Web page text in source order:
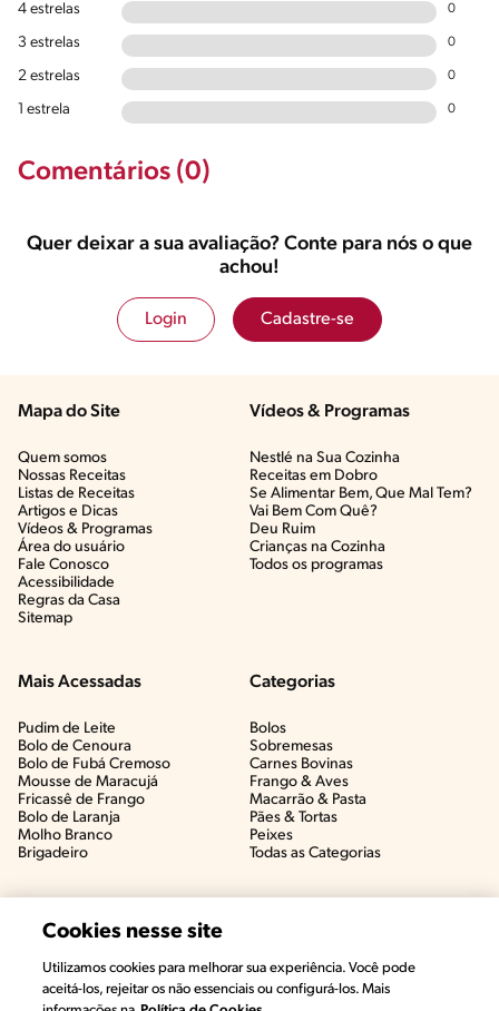
4 estrelas 0
3 estrelas 0
2 estrelas 0
1 estrela 0
Comentários (0)
Quer deixar a sua avaliação? Conte para nós o que
achou!
Login Cadastre-se
#CHAMANUTRI
CONVERSE COM UMA NUTRICIONISTA E
Mapa do Site
Quem somos
Nossas Receitas
Listas de Receitas​
Artigos e Dicas​
Vídeos & Programas​
Área do usuário
Fale Conosco
Acessibilidade
Regras da Casa
Sitemap
Vídeos & Programas​
Nestlé na Sua Cozinha
Receitas em Dobro
Se Alimentar Bem, Que Mal Tem?​
Vai Bem Com Quê?​
Deu Ruim​
Crianças na Cozinha​
Todos os programas
Mais Acessadas
Pudim de Leite
Bolo de Cenoura
Bolo de Fubá Cremoso
Mousse de Maracujá
Fricassê de Frango
Bolo de Laranja
Molho Branco
Brigadeiro
Categorias
Bolos
Sobremesas
Carnes Bovinas​
Frango & Aves​
Macarrão & Pasta​
Pães & Tortas​
Peixes
Todas as Categorias
Cookies nesse site
Utilizamos cookies para melhorar sua experiência. Você pode
aceitá-los, rejeitar os não essenciais ou configurá-los. Mais